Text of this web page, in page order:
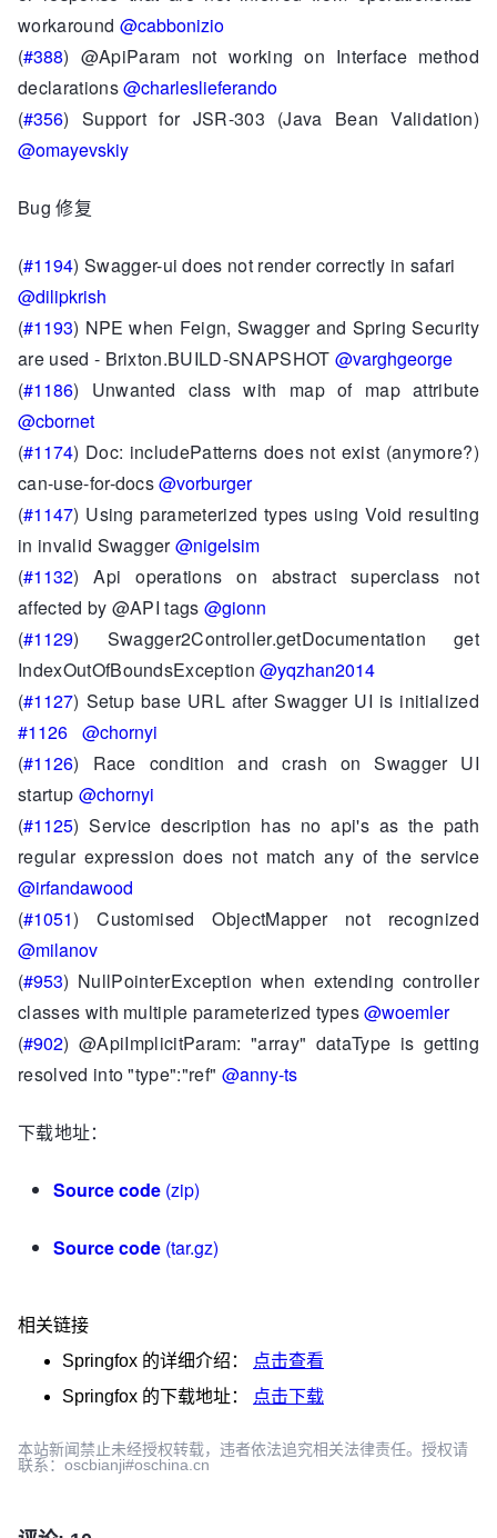
workaround @cabbonizio
(#388) @ApiParam not working on Interface method
declarations@charleslieferando
(#356) Support for JSR-303 (Java Bean Validation)
@omayevskiy
Bug 修复
(#1194) Swagger-ui does not render correctly in safari
@dilipkrish
(#1193) NPE when Feign, Swagger and Spring Security
are used - Brixton.BUILD-SNAPSHOT @varghgeorge
(#1186) Unwanted class with map of map attribute
@cbornet
(#1174) Doc: includePatterns does not exist (anymore?)
can-use-for-docs@vorburger
(#1147) Using parameterized types using Void resulting
in invalid Swagger@nigelsim
(#1132) Api operations on abstract superclass not
affected by @API tags@gionn
(#1129) Swagger2Controller.getDocumentation get
IndexOutOfBoundsException@yqzhan2014
(#1127) Setup base URL after Swagger UI is initialized
#1126 @chornyi
(#1126) Race condition and crash on Swagger UI
startup @chornyi
(#1125) Service description has no api's as the path
regular expression does not match any of the service
@irfandawood
(#1051) Customised ObjectMapper not recognized
@milanov
(#953) NullPointerException when extending controller
classes with multiple parameterized types@woemler
(#902) @ApiImplicitParam: "array" dataType is getting
resolved into "type":"ref" @anny-ts
下载地址：
Source code (zip)
Source code (tar.gz)
相关链接
Springfox 的详细介绍：
点击查看
Springfox 的下载地址： 点击下载
本站新闻禁止未经授权转载，违者依法追究相关法律责任。授权请
联系：oscbianji#oschina.cn